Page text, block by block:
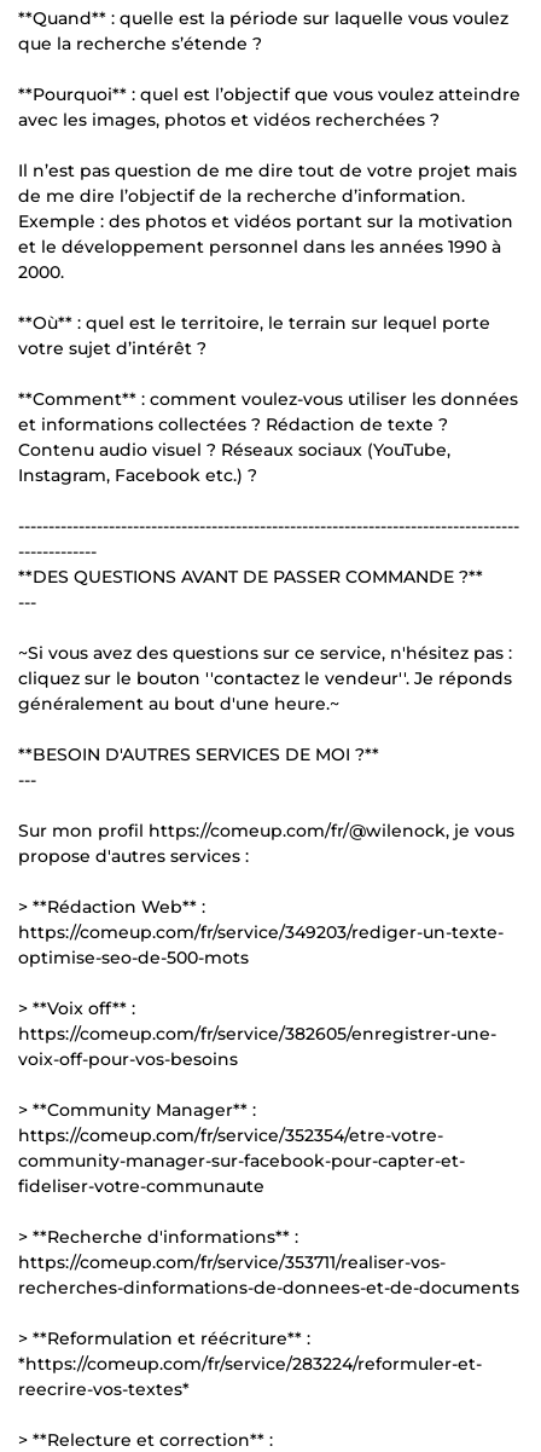
**Quand** : quelle est la période sur laquelle vous voulez
que la recherche s’étende ?
**Pourquoi** : quel est l’objectif que vous voulez atteindre
avec les images, photos et vidéos recherchées ?
Il n’est pas question de me dire tout de votre projet mais
de me dire l’objectif de la recherche d’information.
Exemple : des photos et vidéos portant sur la motivation
et le développement personnel dans les années 1990 à
2000.
**Où** : quel est le territoire, le terrain sur lequel porte
votre sujet d’intérêt ?
**Comment** : comment voulez-vous utiliser les données
et informations collectées ? Rédaction de texte ?
Contenu audio visuel ? Réseaux sociaux (YouTube,
Instagram, Facebook etc.) ?
-----------------------------------------------------------------------------------
-------------
**DES QUESTIONS AVANT DE PASSER COMMANDE ?**
---
~Si vous avez des questions sur ce service, n'hésitez pas :
cliquez sur le bouton ''contactez le vendeur''. Je réponds
généralement au bout d'une heure.~
**BESOIN D'AUTRES SERVICES DE MOI ?**
---
Sur mon profil https://comeup.com/fr/@wilenock, je vous
propose d'autres services :
> **Rédaction Web** :
https://comeup.com/fr/service/349203/rediger-un-texte-
optimise-seo-de-500-mots
> **Voix off** :
https://comeup.com/fr/service/382605/enregistrer-une-
voix-off-pour-vos-besoins
> **Community Manager** :
https://comeup.com/fr/service/352354/etre-votre-
community-manager-sur-facebook-pour-capter-et-
fideliser-votre-communaute
> **Recherche d'informations** :
https://comeup.com/fr/service/353711/realiser-vos-
recherches-dinformations-de-donnees-et-de-documents
> **Reformulation et réécriture** :
*https://comeup.com/fr/service/283224/reformuler-et-
reecrire-vos-textes*
> **Relecture et correction** :